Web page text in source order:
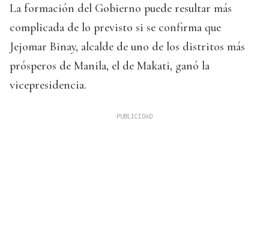
La formación del Gobierno puede resultar más
complicada de lo previsto si se confirma que
Jejomar Binay, alcalde de uno de los distritos más
prósperos de Manila, el de Makati, ganó la
vicepresidencia.